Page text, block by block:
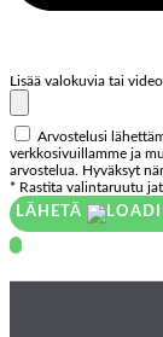
Lisää valokuvia tai
Arvostelusi
verkkosivuillamme ja
arvostelua. Hyväksyt
* Rastita valintaruutu
LÄHETÄ